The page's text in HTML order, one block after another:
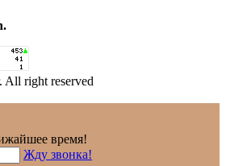
right reserved
время!
Жду звонка!